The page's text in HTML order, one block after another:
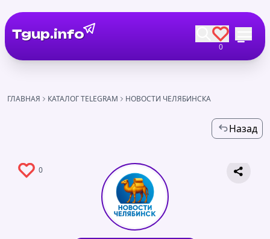
Tgup.info
0
ГЛАВНАЯ КАТАЛОГ TELEGRAM НОВОСТИ ЧЕЛЯБИНСКА
Назад
0